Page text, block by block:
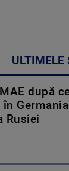
ULTIMELE
după
în
Rusiei